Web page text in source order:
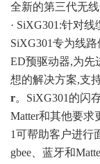
全新的第三代无
· SiXG301:针对
SiXG301专为线
ED预驱动器,为先
想的解决方案,支
r。SiXG301的闪
Matter和其他要求
1可帮助客户进行
gbee、蓝牙和